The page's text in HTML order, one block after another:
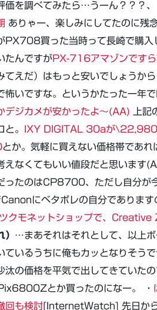
価を調べてみたら…うーん？？？、
ありゃー、楽しみにしてたのに残
PX708買った当時って長崎で購入
たんですがPX-716アマゾンです
てえだ）はもっと安いでしょう
怖いですな。というかたった一年
デジカメが安かったよ～(AA) 上記
と。
IXY DIGITAL 30aが\22,980
とか。気軽に買えない価格帯であれ
えなくてもいい値段だと思います
ったのはCP8700、ただし自分が
にベタボレの自分でありま
ツクモネットショップで、Creative
…まあそれはそれとして、以上
ているうちに俺もカッとなりそう
汰の価格を平気で出してきていた
とか買ったのになー。 ・
回も検討[InternetWatch] 先日から